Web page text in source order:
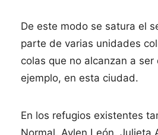
De este modo se satura el
parte de varias unidades
colas que no alcanzan a
ejemplo, en esta ciudad.
En los refugios existentes